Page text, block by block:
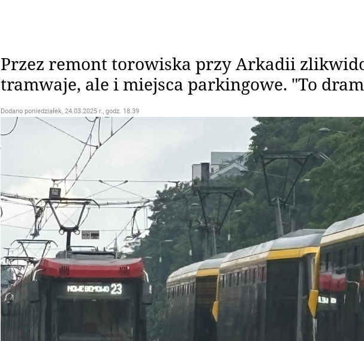
Przez remont torowiska przy Arkadii
tramwaje, ale i miejsca parkingowe. "To
Dodano poniedziałek, 24.03.2025 r., godz. 18.39